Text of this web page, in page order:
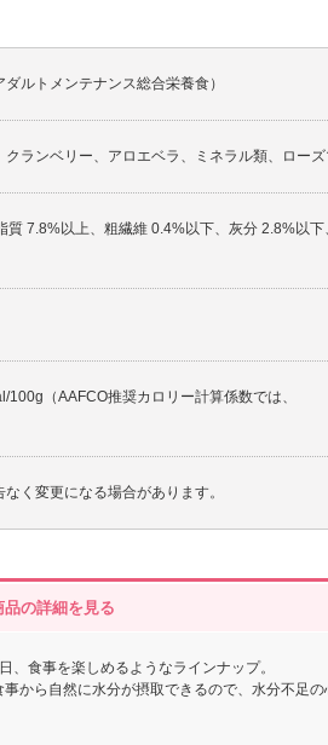
ルトメンテナンス総合栄養食）
クランベリー、アロエベラ、ミネラル類、ローズ
質 7.8%以上、粗繊維 0.4%以下、灰分 2.8%以
（AAFCO推奨カロリー計算係数では、
く変更になる場合があります。
品の詳細を見る
、食事を楽しめるようなラインナップ。
から自然に水分が摂取できるので、水分不足の